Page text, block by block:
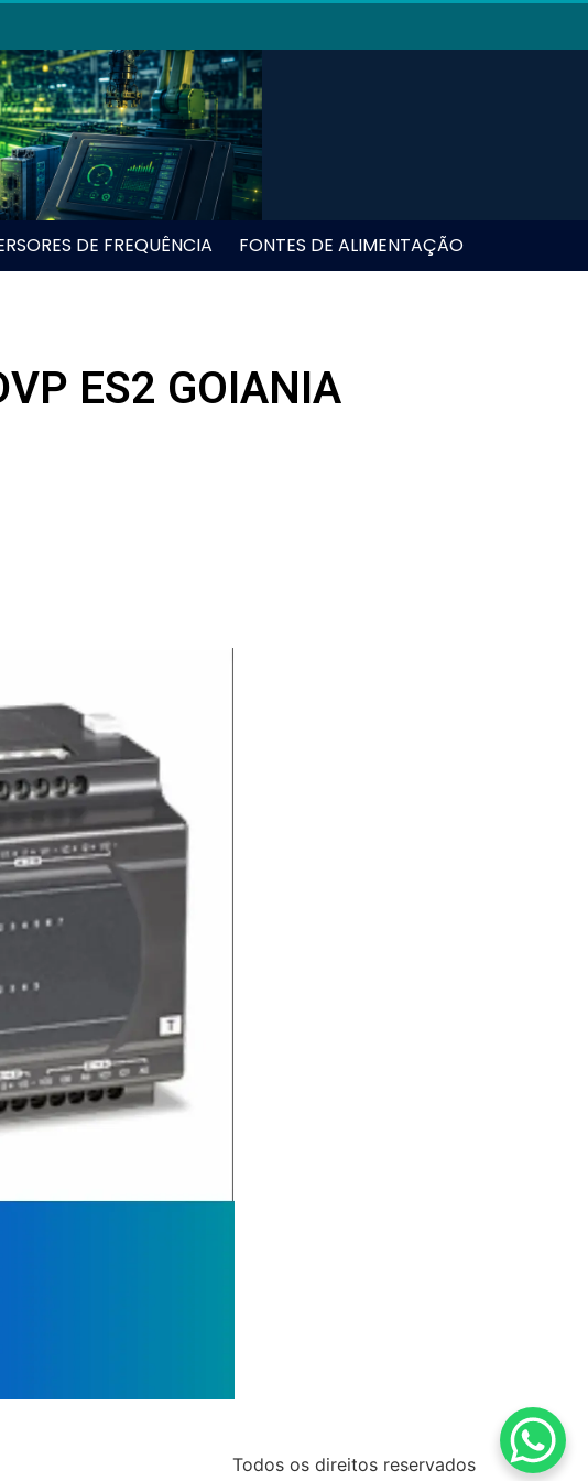
DE FREQUÊNCIA FONTES DE ALIMENTAÇÃO
ES2 GOIANIA
Todos os direitos reservados